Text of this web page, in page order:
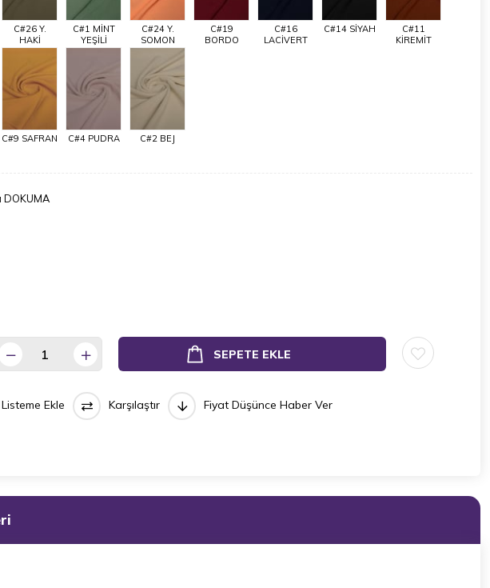
C#26 Y.
HAKİ
C#1 MİNT
YEŞİLİ
C#24 Y.
SOMON
C#19
BORDO
C#16
LACİVERT
C#14 SİYAH
C#11
KİREMİT
C#9 SAFRAN C#4 PUDRA C#2 BEJ
DOKUMA
Ekle Karşılaştır Fiyat Düşünce Haber Ver